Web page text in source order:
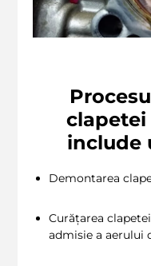
clapetei
include
Demontarea
Curățarea
admisie a aerului